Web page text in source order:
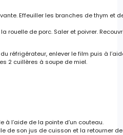
Effeuiller les branches de thym et
rouelle de porc. Saler et poivrer.
réfrigérateur, enlever le film puis à
2 cuillères à soupe de miel.
à l’aide de la pointe d’un couteau.
de son jus de cuisson et la retourner